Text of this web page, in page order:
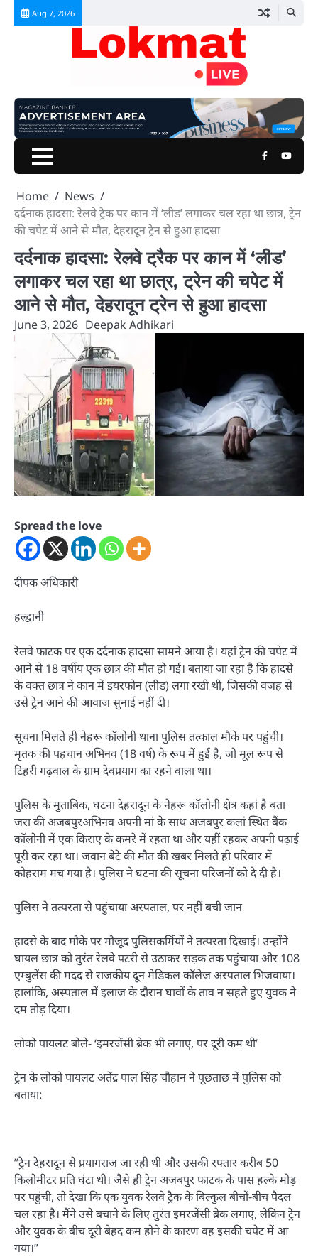
Skip
Aug 7, 2026
Facebook
Home
News
दर्दनाक हादसा: रेलवे ट्रैक पर कान में ‘लीड’ लगाकर चल रहा था छात्र, ट्रेन
की चपेट में आने से मौत, देहरादून ट्रेन से हुआ हादसा
दर्दनाक हादसा: रेलवे ट्रैक पर कान में ‘लीड’
लगाकर चल रहा था छात्र, ट्रेन की चपेट में
आने से मौत, देहरादून ट्रेन से हुआ हादसा
June 3, 2026 Deepak Adhikari
Spread the love
दीपक अधिकारी
हल्द्वानी
रेलवे फाटक पर एक दर्दनाक हादसा सामने आया है। यहां ट्रेन की चपेट में
आने से 18 वर्षीय एक छात्र की मौत हो गई। बताया जा रहा है कि हादसे
के वक्त छात्र ने कान में इयरफोन (लीड) लगा रखी थी, जिसकी वजह से
उसे ट्रेन आने की आवाज सुनाई नहीं दी।
सूचना मिलते ही नेहरू कॉलोनी थाना पुलिस तत्काल मौके पर पहुंची।
मृतक की पहचान अभिनव (18 वर्ष) के रूप में हुई है, जो मूल रूप से
टिहरी गढ़वाल के ग्राम देवप्रयाग का रहने वाला था।
पुलिस के मुताबिक, घटना देहरादून के नेहरू कॉलोनी क्षेत्र कहां है बता
जरा की अजबपुरअभिनव अपनी मां के साथ अजबपुर कलां स्थित बैंक
कॉलोनी में एक किराए के कमरे में रहता था और यहीं रहकर अपनी पढ़ाई
पूरी कर रहा था। जवान बेटे की मौत की खबर मिलते ही परिवार में
कोहराम मच गया है। पुलिस ने घटना की सूचना परिजनों को दे दी है।
पुलिस ने तत्परता से पहुंचाया अस्पताल, पर नहीं बची जान
हादसे के बाद मौके पर मौजूद पुलिसकर्मियों ने तत्परता दिखाई। उन्होंने
घायल छात्र को तुरंत रेलवे पटरी से उठाकर सड़क तक पहुंचाया और 108
एम्बुलेंस की मदद से राजकीय दून मेडिकल कॉलेज अस्पताल भिजवाया।
हालांकि, अस्पताल में इलाज के दौरान घावों के ताव न सहते हुए युवक ने
दम तोड़ दिया।
लोको पायलट बोले- ‘इमरजेंसी ब्रेक भी लगाए, पर दूरी कम थी’
ट्रेन के लोको पायलट अतेंद्र पाल सिंह चौहान ने पूछताछ में पुलिस को
बताया:
”ट्रेन देहरादून से प्रयागराज जा रही थी और उसकी रफ्तार करीब 50
किलोमीटर प्रति घंटा थी। जैसे ही ट्रेन अजबपुर फाटक के पास हल्के मोड़
पर पहुंची, तो देखा कि एक युवक रेलवे ट्रैक के बिल्कुल बीचों-बीच पैदल
चल रहा है। मैंने उसे बचाने के लिए तुरंत इमरजेंसी ब्रेक लगाए, लेकिन ट्रेन
और युवक के बीच दूरी बेहद कम होने के कारण वह इसकी चपेट में आ
गया।”